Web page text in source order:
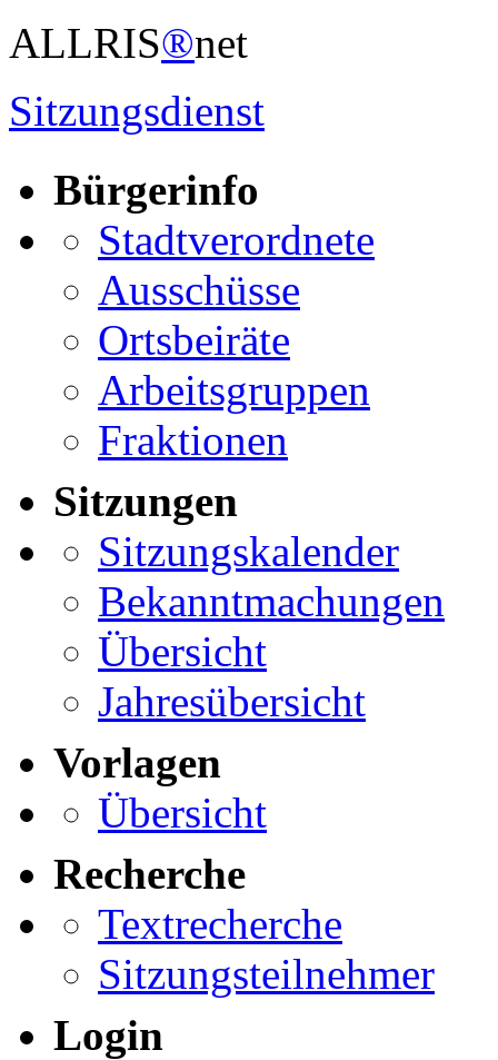
ALLRIS®net
Sitzungsdienst
Bürgerinfo
Stadtverordnete
Ausschüsse
Ortsbeiräte
Arbeitsgruppen
Fraktionen
Sitzungen
Sitzungskalender
Bekanntmachungen
Übersicht
Jahresübersicht
Vorlagen
Übersicht
Recherche
Textrecherche
Sitzungsteilnehmer
Login